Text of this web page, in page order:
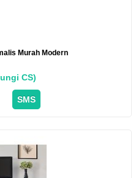
Murah Modern
CS)
SMS